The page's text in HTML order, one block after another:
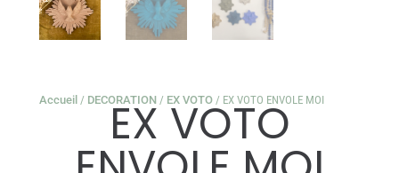
Accueil / DECORATION / EX VOTO / EX VOTO ENVOLE MOI
EX VOTO